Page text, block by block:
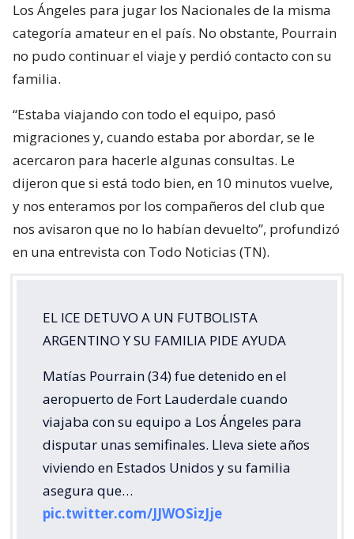
Los Ángeles para jugar los Nacionales de la misma
categoría amateur en el país. No obstante, Pourrain
no pudo continuar el viaje y perdió contacto con su
familia.
“Estaba viajando con todo el equipo, pasó
migraciones y, cuando estaba por abordar, se le
acercaron para hacerle algunas consultas. Le
dijeron que si está todo bien, en 10 minutos vuelve,
y nos enteramos por los compañeros del club que
nos avisaron que no lo habían devuelto”, profundizó
en una entrevista con Todo Noticias (TN).
EL ICE DETUVO A UN FUTBOLISTA
ARGENTINO Y SU FAMILIA PIDE AYUDA
Matías Pourrain (34) fue detenido en el
aeropuerto de Fort Lauderdale cuando
viajaba con su equipo a Los Ángeles para
disputar unas semifinales. Lleva siete años
viviendo en Estados Unidos y su familia
asegura que…
pic.twitter.com/JJWOSizJje